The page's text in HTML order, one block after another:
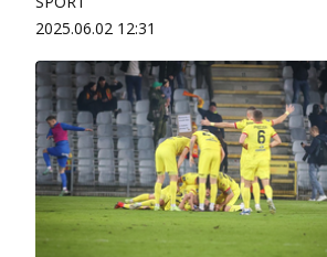
2025.06.02 12:31